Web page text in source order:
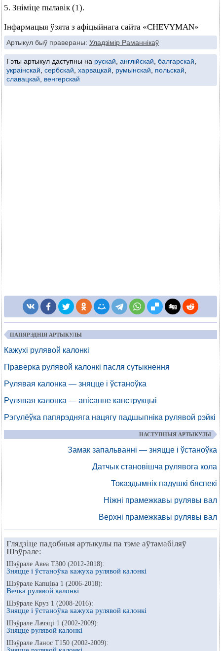
5. Зніміце пылавік (1).
Інфармацыя ўзята з афіцыйнага сайта «CHEVYMAN»
Артыкул быў правераны: Уладзімір Раманнікаў
Гэты артыкул даступны на рускай англійскай балгарскай
украінскай сербскай харвацкай румынскай польскай
славацкай
венгерскай
ПАПЯРЭДНІЯ АРТЫКУЛЫ
Кажухі рулявой калонкі
Праверка рулявой калонкі пасля сутыкнення
Рулявая калонка — зняцце і ўстаноўка
Рулявая калонка — апісанне канструкцыі
Рэгулёўка папярэдняга нацягу падшыпніка рулявой рэйкі
НАСТУПНЫЯ АРТЫКУЛЫ
Замак запальванні — зняцце і ўстаноўка
Датчык становішча рулявога кола
Токаздымнік падушкі бяспекі
Ніжні прамежкавы рулявы вал
Верхні прамежкавы рулявы вал
Глядзіце падобныя артыкулы па тэме аўтамабіляў
Шэўрале:
Шэўрале Авеа Т300 (2012-2018):
Зняцце і ўстаноўка кажуха рулявой калонкі
Шэўрале Капціва 1 (2006-2018):
Вечка рулявой калонкі
Шэўрале Круз 1 (2008-2016):
Зняцце і ўстаноўка кажуха рулявой калонкі
Шэўрале Лачэці 1 (2002-2009):
Зняцце рулявой калонкі
Шэўрале Ланос Т150 (2002-2009):